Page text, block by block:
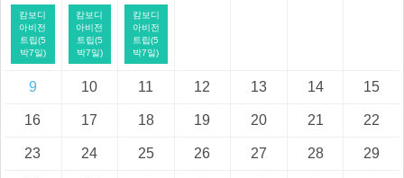
캄보디
아비전
트립(5
박7일)
캄보디
아비전
트립(5
박7일)
캄보디
아비전
트립(5
박7일)
9 10 11 12 13 14 15
16 17 18 19 20 21 22
23 24 25 26 27 28 29